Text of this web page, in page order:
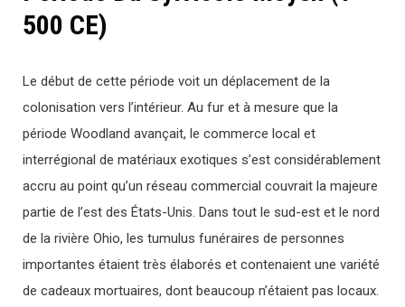
500 CE)
Le début de cette période voit un déplacement de la
colonisation vers l’intérieur. Au fur et à mesure que la
période Woodland avançait, le commerce local et
interrégional de matériaux exotiques s’est considérablement
accru au point qu’un réseau commercial couvrait la majeure
partie de l’est des États-Unis. Dans tout le sud-est et le nord
de la rivière Ohio, les tumulus funéraires de personnes
importantes étaient très élaborés et contenaient une variété
de cadeaux mortuaires, dont beaucoup n’étaient pas locaux.